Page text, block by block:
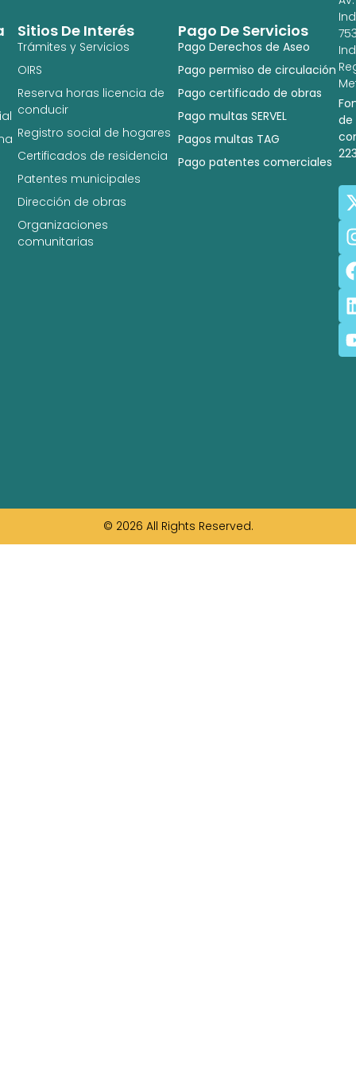
Pago De Servicios
Pago Derechos de Aseo
Pago permiso de circulación
Pago certificado de obras
Pago multas SERVEL
Pagos multas TAG
Pago patentes comerciales
Sitios De Interés
Trámites y Servicios
OIRS
Reserva horas licencia de
conducir
Registro social de hogares
Certificados de residencia
Patentes municipales
Dirección de obras
Organizaciones
comunitarias
de
© 2026 All Rights Reserved.